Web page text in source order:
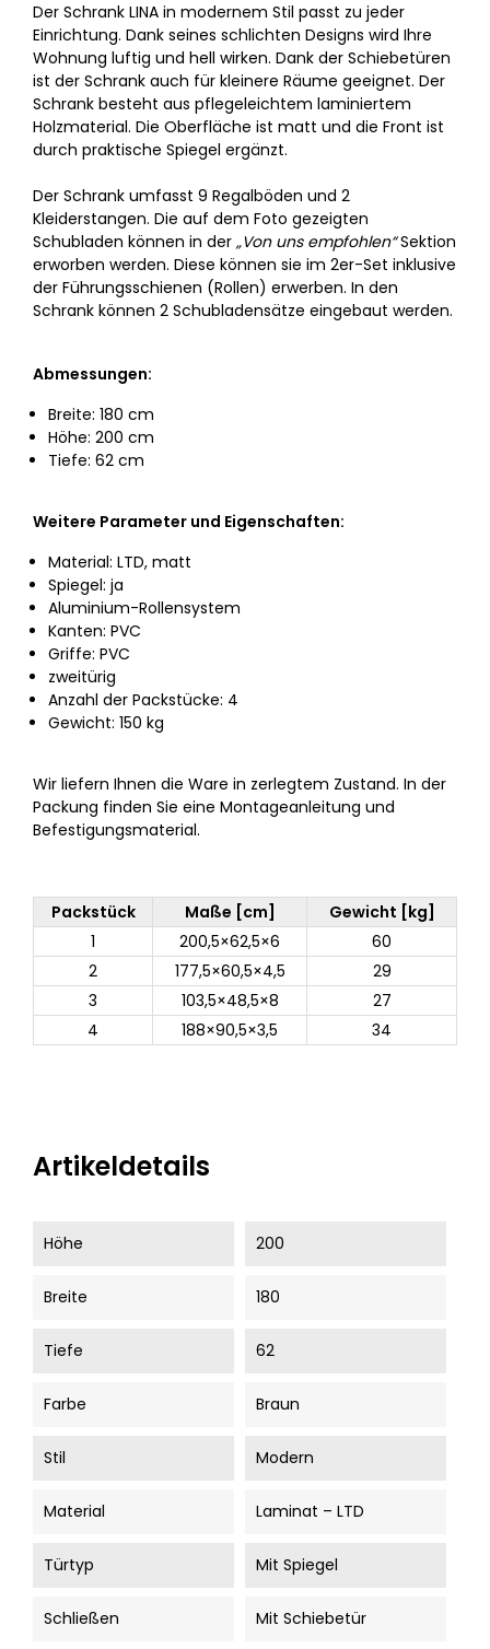
Der Schrank LINA in modernem Stil passt zu jeder
Einrichtung. Dank seines schlichten Designs wird Ihre
Wohnung luftig und hell wirken. Dank der Schiebetüren
ist der Schrank auch für kleinere Räume geeignet. Der
Schrank besteht aus pflegeleichtem laminiertem
Holzmaterial. Die Oberfläche ist matt und die Front ist
durch praktische Spiegel ergänzt.
Der Schrank umfasst 9 Regalböden und 2
Kleiderstangen. Die auf dem Foto gezeigten
Schubladen können in der „Von uns empfohlen“Sektion
erworben werden. Diese können sie im 2er-Set inklusive
der Führungsschienen (Rollen) erwerben. In den
Schrank können 2 Schubladensätze eingebaut werden.
Abmessungen:
Breite: 180 cm
Höhe: 200 cm
Tiefe: 62 cm
Weitere Parameter und Eigenschaften:
Material: LTD, matt
Spiegel: ja
Aluminium-Rollensystem
Kanten: PVC
Griffe: PVC
zweitürig
Anzahl der Packstücke: 4
Gewicht: 150 kg
Wir liefern Ihnen die Ware in zerlegtem Zustand. In der
Packung finden Sie eine Montageanleitung und
Befestigungsmaterial.
Packstück Maße [cm]
Gewicht [kg]
1
200,5×62,5×6
60
2
177,5×60,5×4,5
29
3
103,5×48,5×8
27
4
188×90,5×3,5 34
Artikeldetails
Höhe 200
Breite 180
Tiefe 62
Farbe Braun
Stil Modern
Material Laminat – LTD
Türtyp Mit Spiegel
Schließen Mit Schiebetür